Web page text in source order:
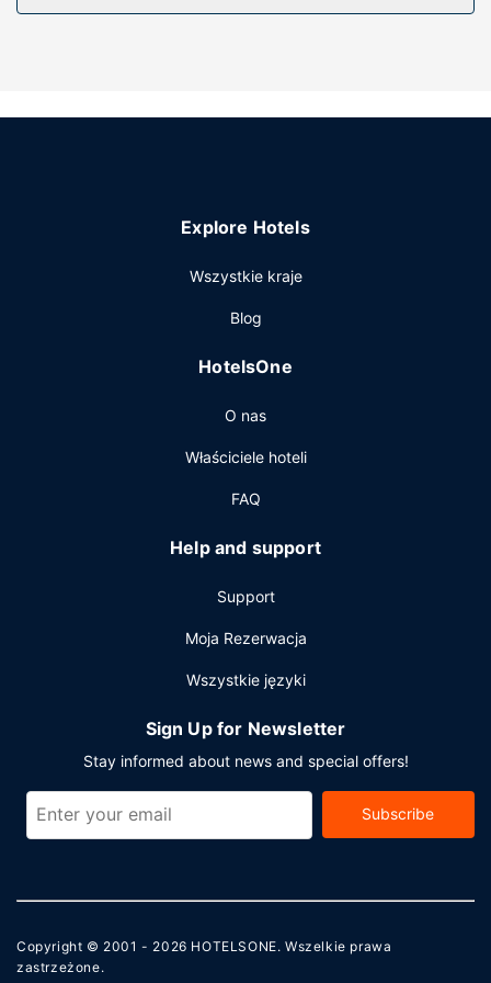
Dostępne udogodnienia rekreacyjne to całodobowa
Goście obiektu Hilton Columbus/Polaris mogą zjeść pyszny
po całym dniu w barze/salonie klubowym. Śniadania pełne
weekendy od 7 do 11 za opłatą.
dostęp do internetu, usługi pralni chemicznej oraz
recepcja całodobowa. Jeżeli planujesz spotkanie w
konferencyjne oraz 16 sale konferencyjne o łącznej
powierzchni 1440 m kw. (15504 stopy kwadratowe).
Explore Hotels
Wszystkie kraje
Blog
HotelsOne
O nas
Właściciele hoteli
FAQ
Help and support
Support
Moja Rezerwacja
Wszystkie języki
Sign Up for Newsletter
Stay informed about news and special offers!
Subscribe
Copyright © 2001 - 2026 HOTELSONE. Wszelkie prawa
zastrzeżone.